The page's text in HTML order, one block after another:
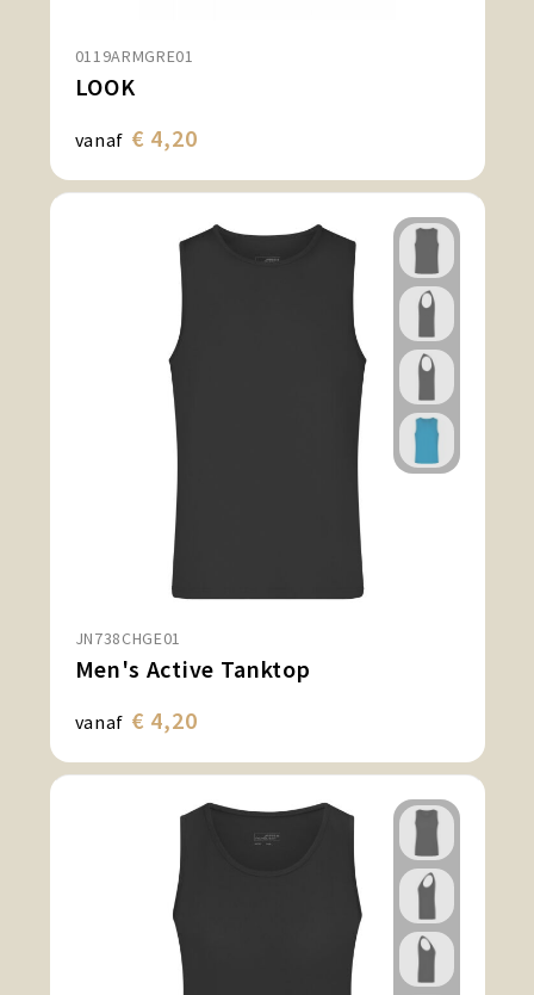
0119ARMGRE01
LOOK
vanaf € 4,20
JN738CHGE01
Men's Active Tanktop
vanaf € 4,20